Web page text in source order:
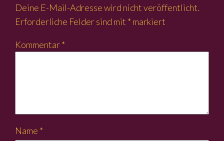
Deine E-Mail-Adresse wird nicht veröffentlicht.
Erforderliche Felder sind mit * markiert
Kommentar*
Name *